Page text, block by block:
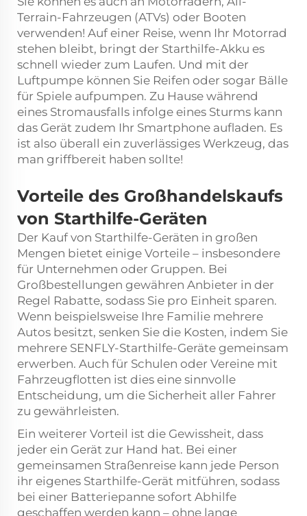
Terrain-Fahrzeugen (ATVs) oder Booten
verwenden! Auf einer Reise, wenn Ihr Motorrad
stehen bleibt, bringt der Starthilfe-Akku es
schnell wieder zum Laufen. Und mit der
Luftpumpe können Sie Reifen oder sogar Bälle
für Spiele aufpumpen. Zu Hause während
eines Stromausfalls infolge eines Sturms kann
das Gerät zudem Ihr Smartphone aufladen. Es
ist also überall ein zuverlässiges Werkzeug, das
man griffbereit haben sollte!
Vorteile des Großhandelskaufs
von Starthilfe-Geräten
Der Kauf von Starthilfe-Geräten in großen
Mengen bietet einige Vorteile – insbesondere
für Unternehmen oder Gruppen. Bei
Großbestellungen gewähren Anbieter in der
Regel Rabatte, sodass Sie pro Einheit sparen.
Wenn beispielsweise Ihre Familie mehrere
Autos besitzt, senken Sie die Kosten, indem Sie
mehrere SENFLY-Starthilfe-Geräte gemeinsam
erwerben. Auch für Schulen oder Vereine mit
Fahrzeugflotten ist dies eine sinnvolle
Entscheidung, um die Sicherheit aller Fahrer
zu gewährleisten.
Ein weiterer Vorteil ist die Gewissheit, dass
jeder ein Gerät zur Hand hat. Bei einer
gemeinsamen Straßenreise kann jede Person
ihr eigenes Starthilfe-Gerät mitführen, sodass
bei einer Batteriepanne sofort Abhilfe
geschaffen werden kann – ohne lange